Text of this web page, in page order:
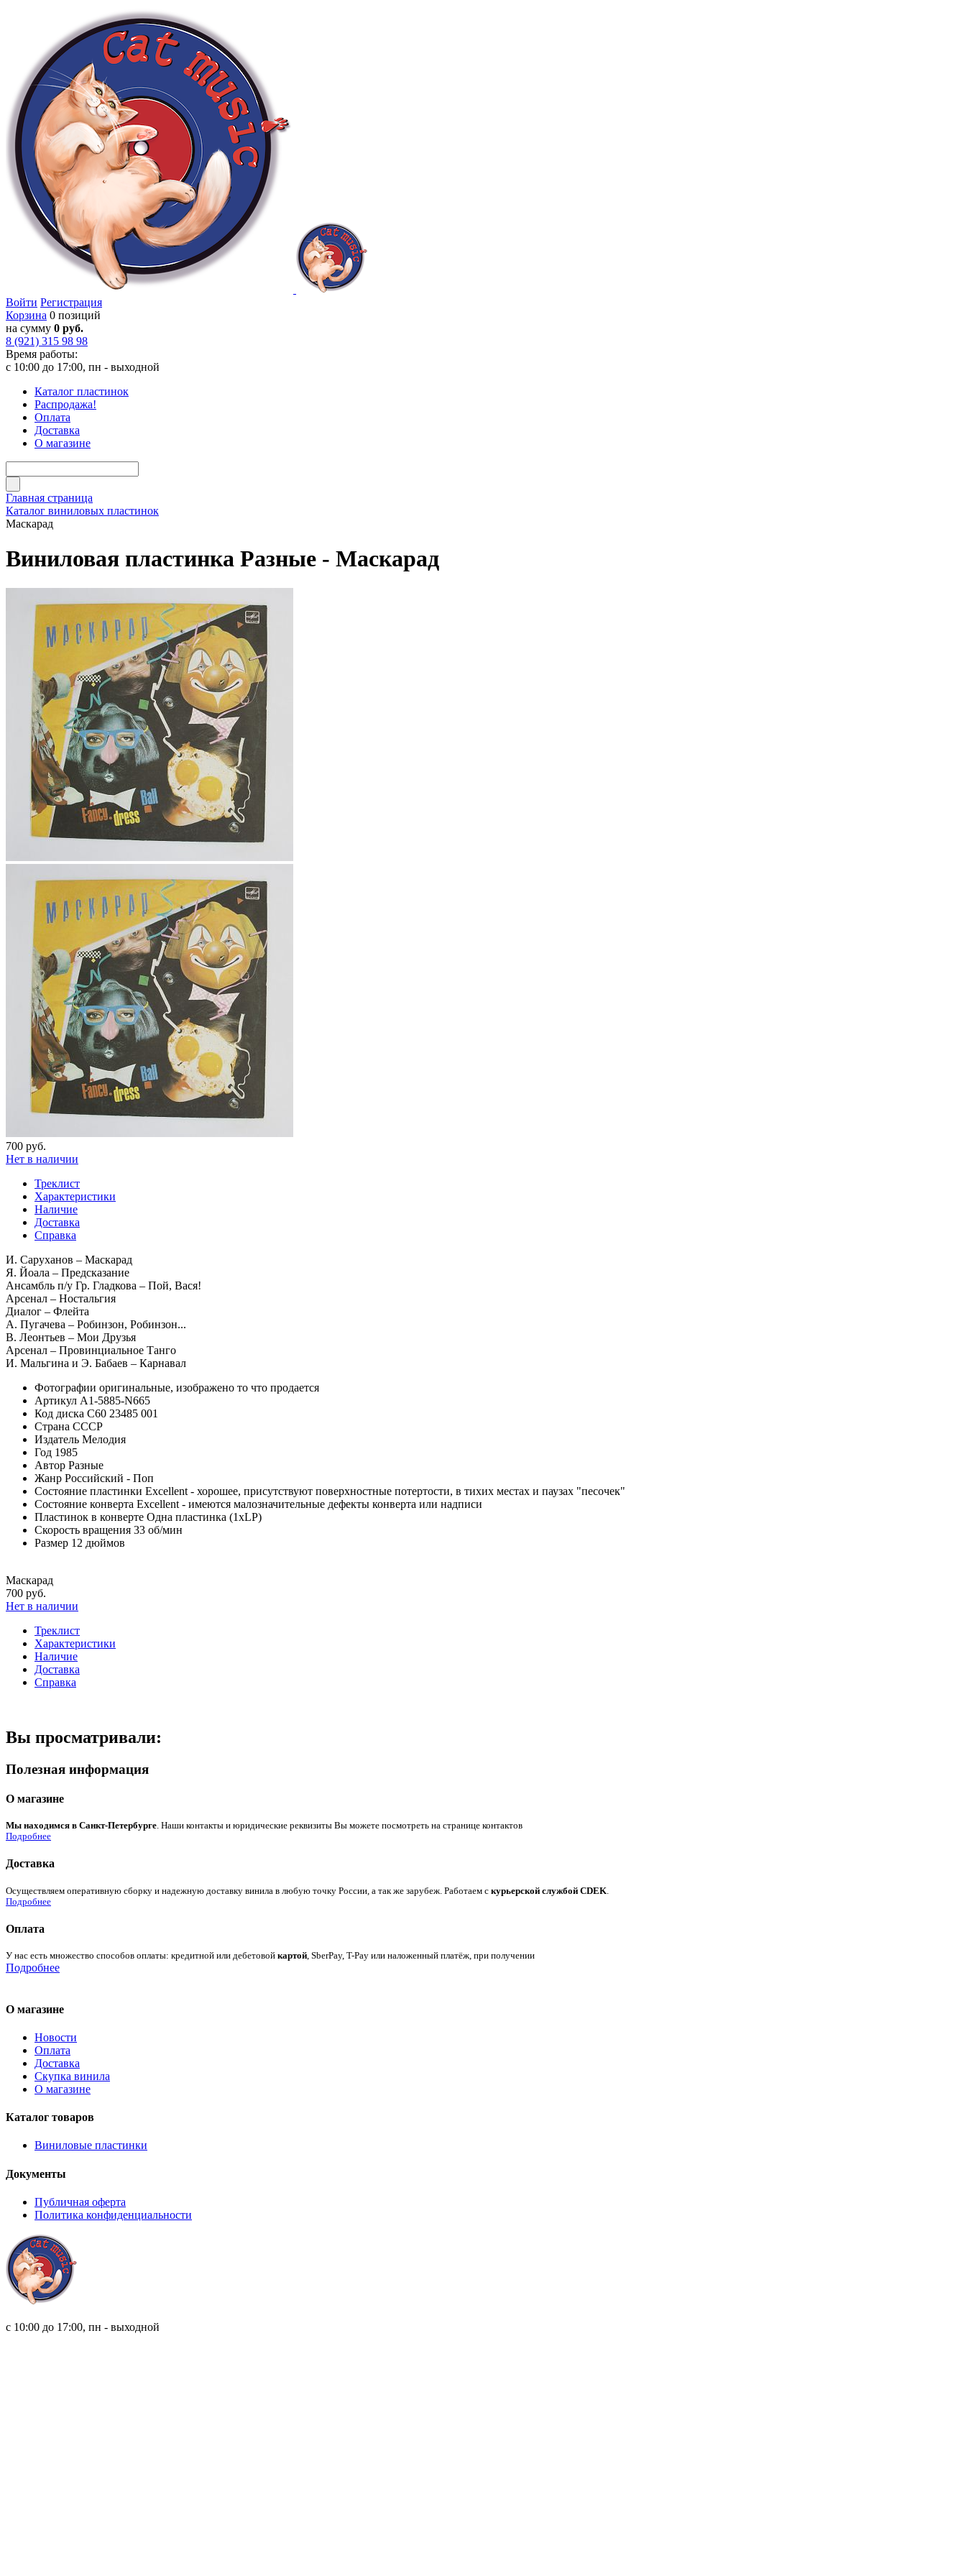
Войти Регистрация
Корзина 0 позиций
на сумму 0 руб.
8 (921) 315 98 98
Время работы:
с 10:00 до 17:00, пн - выходной
Каталог пластинок
Распродажа!
Оплата
Доставка
О магазине
Главная страница
Каталог виниловых пластинок
Маскарад
Виниловая пластинка Разные - Маскарад
700 руб.
Нет в наличии
Треклист
Характеристики
Наличие
Доставка
Справка
И. Саруханов – Маскарад
Я. Йоала – Предсказание
Ансамбль п/у Гр. Гладкова – Пой, Вася!
Арсенал – Ностальгия
Диалог – Флейта
А. Пугачева – Робинзон, Робинзон...
В. Леонтьев – Мои Друзья
Арсенал – Провинциальное Танго
И. Мальгина и Э. Бабаев – Карнавал
Фотографии оригинальные, изображено то что продается
Артикул A1-5885-N665
Код диска С60 23485 001
Страна СССР
Издатель Мелодия
Год 1985
Автор Разные
Жанр Российский - Поп
Состояние пластинки Excellent - хорошее, присутствуют поверхностные потертости, в тихих местах и паузах "песочек"
Состояние конверта Excellent - имеются малозначительные дефекты конверта или надписи
Пластинок в конверте Одна пластинка (1xLP)
Скорость вращения 33 об/мин
Размер 12 дюймов
Маскарад
700 руб.
Нет в наличии
Треклист
Характеристики
Наличие
Доставка
Справка
Вы просматривали:
Полезная информация
О магазине
Мы находимся в Санкт-Петербурге. Наши контакты и юридические реквизиты Вы можете посмотреть на странице контактов
Подробнее
Доставка
Осуществляем оперативную сборку и надежную доставку винила в любую точку России, а так же зарубеж. Работаем с курьерской службой CDEK
Подробнее
Оплата
У нас есть множество способов оплаты: кредитной или дебетовой картой, SberPay, T-Pay или наложенный платёж, при получении
Подробнее
О магазине
Новости
Оплата
Доставка
Скупка винила
О магазине
Каталог товаров
Виниловые пластинки
Документы
Публичная оферта
Политика конфиденциальности
с 10:00 до 17:00, пн - выходной